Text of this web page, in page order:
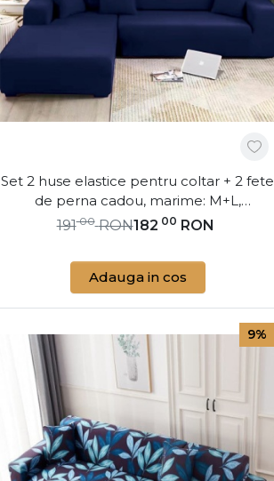
Set 2 huse elastice pentru coltar + 2 fete
de perna cadou, marime: M+L,
bleumarin, CL-10
182 00 RON
19100 RON
Adauga in cos
9%